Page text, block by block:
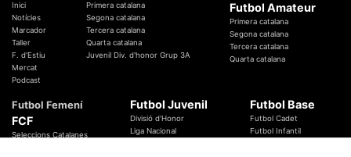
Inici
Notícies
Marcador
Taller
F. d'Estiu
Mercat
Podcast
Primera catalana
Segona catalana
Tercera catalana
Quarta catalana
Juvenil Div. d'honor Grup 3A
Futbol Amateur
Primera catalana
Segona catalana
Tercera catalana
Quarta catalana
Futbol Femení
FCF
Seleccions Catalanes
Futbol Juvenil
Divisió d'Honor
Liga Nacional
Futbol Base
Futbol Cadet
Futbol Infantil